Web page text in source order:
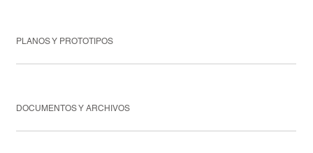
PLANOS Y PROTOTIPOS
DOCUMENTOS Y ARCHIVOS